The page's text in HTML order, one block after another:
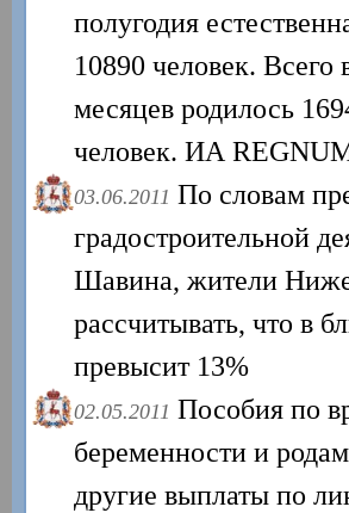
полугодия
10890 человек. Всего
месяцев родилось
человек. ИА
03.06.2011 По словам
градостроительной
Шавина, жители
рассчитывать, что в
превысит 13%
02.05.2011 Пособия по
беременности и
другие выплаты по